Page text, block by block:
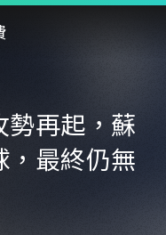
勢再起，蘇
，最終仍無